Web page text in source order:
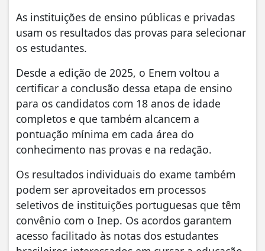
As instituições de ensino públicas e privadas
usam os resultados das provas para selecionar
os estudantes.
Desde a edição de 2025, o Enem voltou a
certificar a conclusão dessa etapa de ensino
para os candidatos com 18 anos de idade
completos e que também alcancem a
pontuação mínima em cada área do
conhecimento nas provas e na redação.
Os resultados individuais do exame também
podem ser aproveitados em processos
seletivos de instituições portuguesas que têm
convênio com o Inep. Os acordos garantem
acesso facilitado às notas dos estudantes